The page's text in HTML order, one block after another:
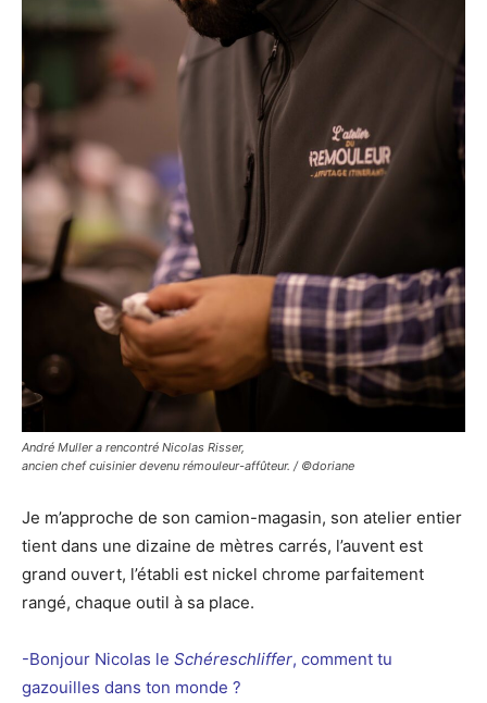
André Muller a rencontré Nicolas Risser,
ancien chef cuisinier devenu rémouleur-affûteur. / ©doriane
Je m’approche de son camion-magasin, son atelier entier
tient dans une dizaine de mètres carrés, l’auvent est
grand ouvert, l’établi est nickel chrome parfaitement
rangé, chaque outil à sa place.
-Bonjour Nicolas le Schéreschliffer, comment tu
gazouilles dans ton monde ?